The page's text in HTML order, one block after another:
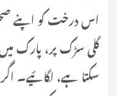
اس درخت کو اپنے
گلی سڑک پر، پارک میں
سکتا ہے، لگائیے۔